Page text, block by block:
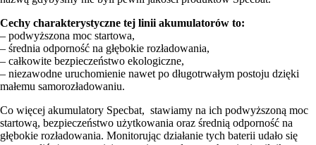
Cechy charakterystyczne tej linii akumulatorów to:
– podwyższona moc startowa,
– średnia odporność na głębokie rozładowania,
– całkowite bezpieczeństwo ekologiczne,
– niezawodne uruchomienie nawet po długotrwałym postoju dzięki
małemu samorozładowaniu.
Co więcej akumulatory Specbat, stawiamy na ich podwyższoną moc
startową, bezpieczeństwo użytkowania oraz średnią odporność na
głębokie rozładowania. Monitorując działanie tych baterii udało się